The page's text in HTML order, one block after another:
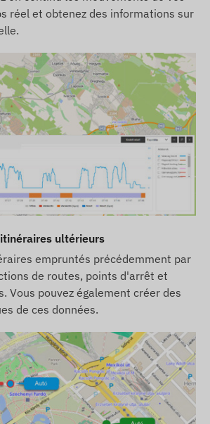
d'erreurs. Le fabricant se
modifier certains paramètres
informations sur notre site Web
et évaluation de ces
réel et obtenez des informations sur
ultérieurs
empruntés précédemment par
de routes, points d'arrêt et
Vous pouvez également créer des
de ces données.